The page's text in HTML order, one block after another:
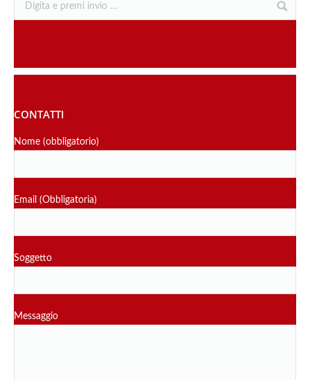
CONTATTI
Nome (obbligatorio)
Email (Obbligatoria)
Soggetto
Messaggio